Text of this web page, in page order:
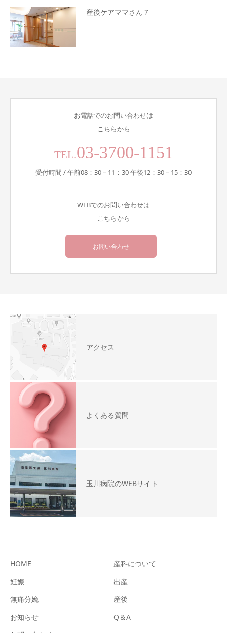
産後ケアママさん７
お電話でのお問い合わせは
こちらから
TEL.03-3700-1151
受付時間 / 午前08：30－11：30 午後12：30－15：30
WEBでのお問い合わせは
こちらから
お問い合わせ
アクセス
よくある質問
玉川病院のWEBサイト
HOME
産科について
妊娠
出産
無痛分娩
産後
お知らせ
Q＆A